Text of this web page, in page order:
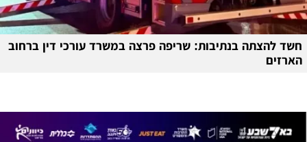
חשד להצתה בנתיבות: שריפה פרצה במשרד עורכי דין ברחוב
הארזים